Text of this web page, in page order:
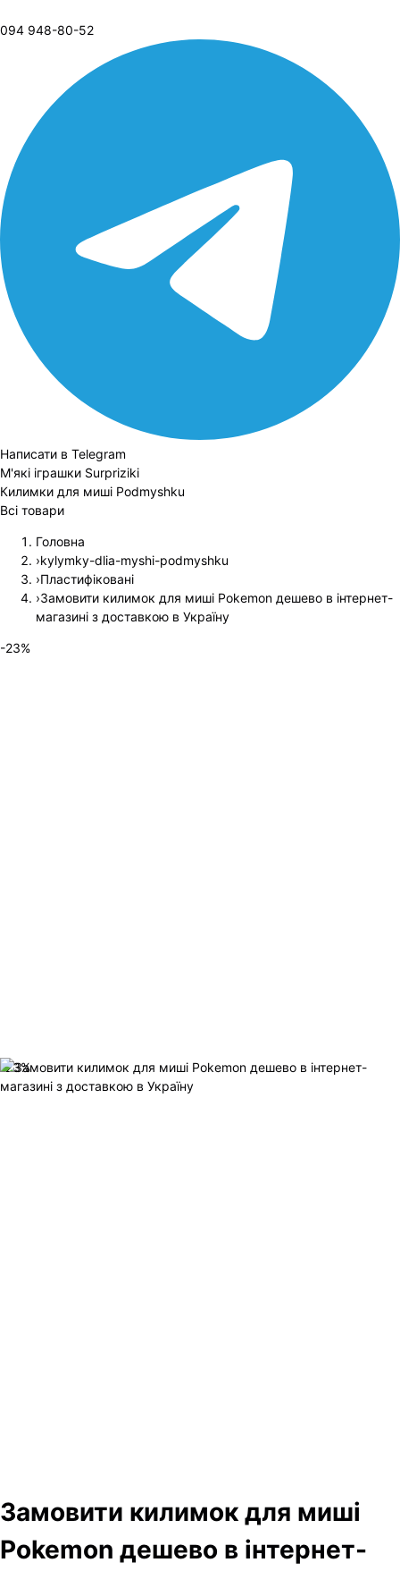
094 948-80-52
Написати в Telegram
М'які іграшки Surpriziki
Килимки для миші Podmyshku
Всі товари
Головна
›kylymky-dlia-myshi-podmyshku
›Пластифіковані
›Замовити килимок для миші Pokemon дешево в інтернет-
магазині з доставкою в Україну
-23%
-23%
Замовити килимок для миші
Pokemon дешево в інтернет-